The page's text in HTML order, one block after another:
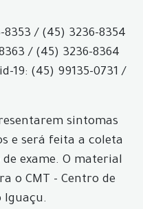
8353 / (45) 3236-8354
/ (45) 3236-8364
19: (45) 99135-0731 /
sintomas
e será feita a coleta
exame. O material
o CMT - Centro de
Iguaçu.